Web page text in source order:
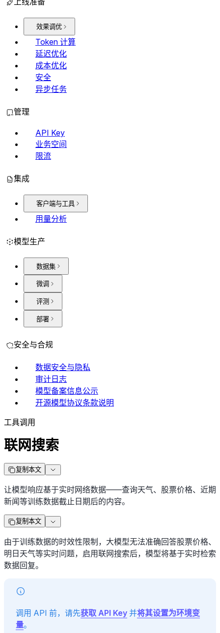
效果调优
Token 计算
延迟优化
成本优化
安全
异步任务
管理
API Key
业务空间
限流
集成
客户端与工具
用量分析
模型生产
数据集
微调
评测
部署
安全与合规
数据安全与隐私
审计日志
模型备案信息公示
开源模型协议条款说明
工具调用
联网搜索
复制本文
让模型响应基于实时网络数据——查询天气、股票价格、近期
新闻等训练数据截止日期后的内容。
复制本文
由于训练数据的时效性限制，大模型无法准确回答股票价格、
明日天气等实时问题，启用联网搜索后，模型将基于实时检索
数据回复。
调用 API 前，请先获取 API Key 并将其设置为环境变
量。